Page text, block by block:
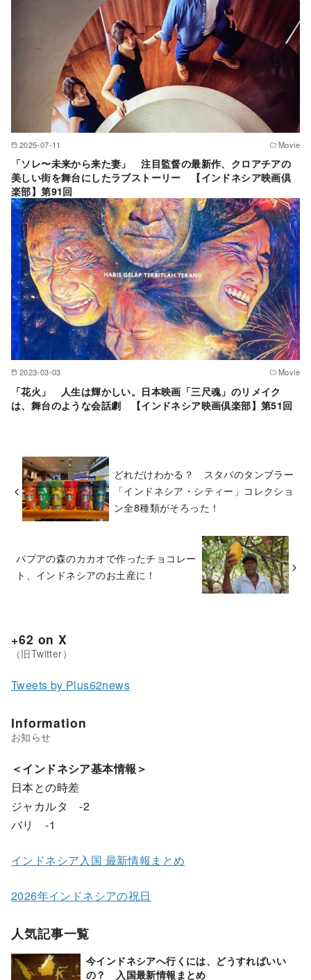
2025-07-11 Movie
「ソレ〜未来から来た妻」 注目監督の最新作、クロアチアの
美しい街を舞台にしたラブストーリー 【インドネシア映画倶
楽部】第91回
2023-03-03 Movie
「花火」 人生は輝かしい。日本映画「三尺魂」のリメイク
は、舞台のような会話劇 【インドネシア映画倶楽部】第51回
どれだけわかる？ スタバのタンブラー
「インドネシア・シティー」コレクショ
ン全8種類がそろった！
パプアの森のカカオで作ったチョコレー
ト、インドネシアのお土産に！
+62 on X
Tweets by Plus62news
Information
＜インドネシア基本情報＞
日本との時差
ジャカルタ -2
バリ -1
インドネシア入国 最新情報まとめ
2026年インドネシアの祝日
人気記事一覧
今インドネシアへ行くには、どうすればいい
の？ 入国最新情報まとめ